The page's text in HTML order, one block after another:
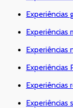
Experiências
Experiências
Experiências
Experiências
Experiências
Experiências